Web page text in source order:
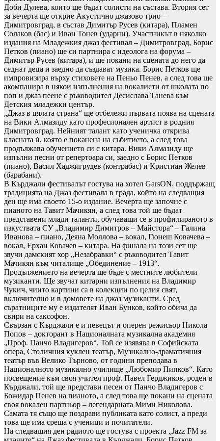
Доби Дулева, които ще бъдат солисти на състава. Втория сет
за вечерта ще открие Акустично джазово трио –
Димитровград, в състав Димитър Русев (китара), Пламен
Солаков (бас) и Иван Тонев (ударни). Участникът в няколко
издания на Младежкия джаз фестивал – Димитровград, Борис
Петков (пиано) ще си партнира с идеолога на форума –
Димитър Русев (китара), и ще покани на сцената до него да
седнат деца и заедно да създават музика. Борис Петков ще
импровизира върху стиховете на Пеньо Пенев, а след това ще
акомпанира в някои изпълнения на вокалисти от школата по
поп и джаз пеене с ръководител Десислава Танева към
Детския младежки център.
„Джаз в цялата страна“ ще отбележи първата поява на сцената
на Вики Алмазиду като професионален артист в родния
Димитровград. Нейният талант като ученичка открива
класната ѝ, която е поканена на събитието, а след това
продължава обучението си с китара. Вики Алмазиду ще
изпълни песни от репертоара си, заедно с Борис Петков
(пиано), Васил Хаджигрудев (контрабас) и Кристиан Желев
(барабани).
В Кърджали фестивалът гостува на хотел GarsON, поддържащ
традицията на Джаз фестивала в града, който на следващия
ден ще има своето 15-о издание. Вечерта ще започне с
пианото на Тавит Мачикян, а след това той ще бъдат
представени млади таланти, обучаващи се в профилираното в
изкуствата СУ „Владимир Димитров – Майстора“ – Галина
Иванова – пиано, Деяна Моллова – вокал, Гюнеш Ковачева –
вокал, Ерхан Ковачев – китара. На финала на този сет ще
звучи дамският хор „Незабравки“ с ръководител Тавит
Мачикян към читалище „Обединение – 1913“.
Продължението на вечерта ще бъде с местните любители
музиканти. Ще звучат китарни изпълнения на Владимир
Чукич, чиито картини са в колекции по целия свят,
включително и в домовете на джаз музиканти. Сред
съратниците му е издателят Иван Бунков, който обича да
свири на саксофон.
Свързан с Кърджали е и певецът и оперен режисьор Никола
Попов – докторант в Националната музикална академия
„Проф. Панчо Владигеров“. Той се изявява в Софийската
опера, Столичния куклен театър, Музикално-драматичния
театър във Велико Търново, от години преподава в
Националното музикално училище „Любомир Пипков“. Като
посвещение към своя учител проф. Павел Герджиков, роден в
Кърджали, той ще представи песен от Панчо Владигеров с
Божидар Пенев на пианото, а след това ще покани на сцената
своя вокален партньор – легендарната Мими Николова.
Самата тя също ще поздрави публиката като солист, а преди
това ще има среща с ученици и почитатели.
На следващия ден радиото ще гостува с проекта „Jazz FM за